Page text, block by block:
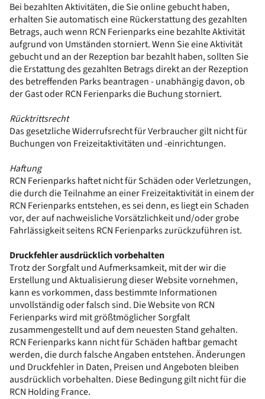
Bei bezahlten Aktivitäten, die Sie online gebucht haben,
erhalten Sie automatisch eine Rückerstattung des gezahlten
Betrags, auch wenn RCN Ferienparks eine bezahlte Aktivität
aufgrund von Umständen storniert. Wenn Sie eine Aktivität
gebucht und an der Rezeption bar bezahlt haben, sollten Sie
die Erstattung des gezahlten Betrags direkt an der Rezeption
des betreffenden Parks beantragen - unabhängig davon, ob
der Gast oder RCN Ferienparks die Buchung storniert.
Rücktrittsrecht
Das gesetzliche Widerrufsrecht für Verbraucher gilt nicht für
Buchungen von Freizeitaktivitäten und -einrichtungen.
Haftung
RCN Ferienparks haftet nicht für Schäden oder Verletzungen,
die durch die Teilnahme an einer Freizeitaktivität in einem der
RCN Ferienparks entstehen, es sei denn, es liegt ein Schaden
vor, der auf nachweisliche Vorsätzlichkeit und/oder grobe
Fahrlässigkeit seitens RCN Ferienparks zurückzuführen ist.
Druckfehler ausdrücklich vorbehalten
Trotz der Sorgfalt und Aufmerksamkeit, mit der wir die
Erstellung und Aktualisierung dieser Website vornehmen,
kann es vorkommen, dass bestimmte Informationen
unvollständig oder falsch sind. Die Website von RCN
Ferienparks wird mit größtmöglicher Sorgfalt
zusammengestellt und auf dem neuesten Stand gehalten.
RCN Ferienparks kann nicht für Schäden haftbar gemacht
werden, die durch falsche Angaben entstehen. Änderungen
und Druckfehler in Daten, Preisen und Angeboten bleiben
ausdrücklich vorbehalten. Diese Bedingung gilt nicht für die
RCN Holding France.